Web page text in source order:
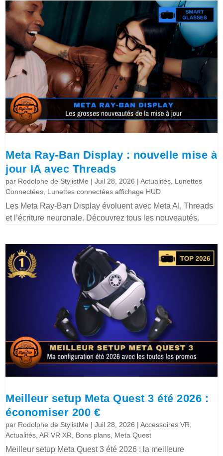
Meta Ray-Ban Display : nouvelle mise à
jour IA avec Threads
par Rodolphe de StylistMe |Juil 28, 2026 |Actualités Lunettes
Connectées Lunettes connectées affichage HUD
Les Meta Ray-Ban Display évoluent avec Meta AI, Threads
et l’écriture neuronale. Découvrez tous les nouveautés.
Meilleur setup Meta Quest 3 été 2026 :
économiser 200 €
par Rodolphe de StylistMe |Juil 28, 2026 |Accessoires VR
Actualités ,AR VR XR Bons plans Meta Quest
Meilleur setup Meta Quest 3 été 2026 : la meilleure